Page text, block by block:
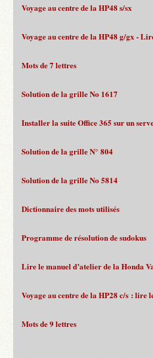
Voyage au centre de la HP48 s/sx
Voyage au centre de la HP48 g/gx -
Mots de 7 lettres
Solution de la grille No 1617
Installer la suite Office 365 sur un
Solution de la grille N° 804
Solution de la grille No 5814
Dictionnaire des mots utilisés
Programme de résolution de sudokus
Lire le manuel d’atelier de la Honda
Voyage au centre de la HP28 c/s : lire
Mots de 9 lettres